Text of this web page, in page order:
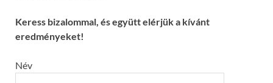
Keress bizalommal, és együtt elérjük a kívánt
eredményeket!
Név